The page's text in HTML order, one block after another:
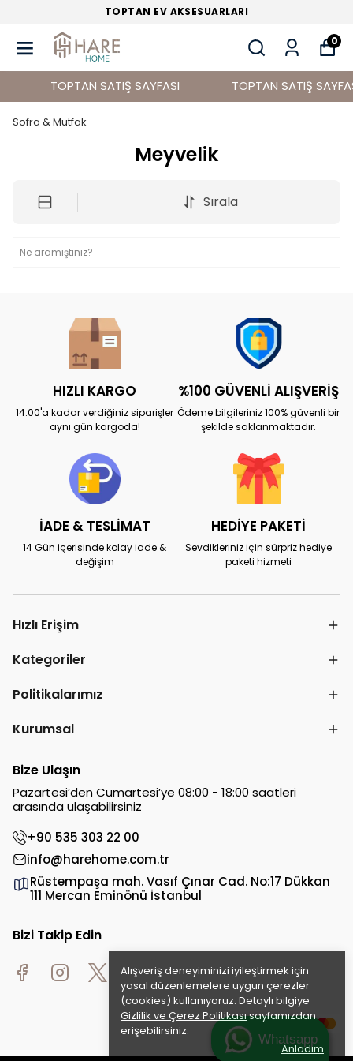
TOPTAN EV AKSESUARLARI
0
Alışveriş deneyiminizi iyileştirmek için
yasal düzenlemelere uygun çerezler
(cookies) kullanıyoruz. Detaylı bilgiye
Gizlilik ve Çerez Politikasısayfamızdan
erişebilirsiniz.
Anladım
TOPTAN SATIŞ SAYFASI TOPTAN SATIŞ
Sofra & Mutfak
Meyvelik
Sırala
HIZLI KARGO
14:00'a kadar verdiğiniz siparişler
aynı gün kargoda!
%100 GÜVENLİ ALIŞVERİŞ
Ödeme bilgileriniz 100% güvenli bir
şekilde saklanmaktadır.
İADE & TESLİMAT
14 Gün içerisinde kolay iade &
değişim
HEDİYE PAKETİ
Sevdikleriniz için sürpriz hediye
paketi hizmeti
Hızlı Erişim
Kategoriler
Politikalarımız
Kurumsal
Bize Ulaşın
Pazartesi’den Cumartesi’ye 08:00 - 18:00 saatleri
arasında ulaşabilirsiniz
+90 535 303 22 00
info@harehome.com.tr
Rüstempaşa mah. Vasıf Çınar Cad. No:17 Dükkan
111 Mercan Eminönü İstanbul
Bizi Takip Edin
Whatsapp